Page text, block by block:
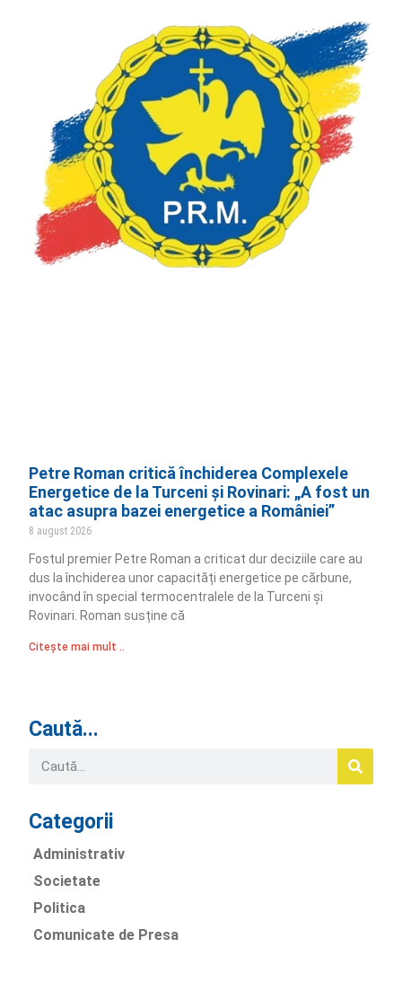
Petre Roman critică închiderea Complexele
Energetice de la Turceni și Rovinari: „A fost un
atac asupra bazei energetice a României”
8 august 2026
Fostul premier Petre Roman a criticat dur deciziile care au
dus la închiderea unor capacități energetice pe cărbune,
invocând în special termocentralele de la Turceni și
Rovinari. Roman susține că
Citește mai mult ..
Caută...
Categorii
Administrativ
Societate
Politica
Comunicate de Presa